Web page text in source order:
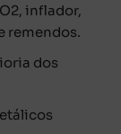
inflador,
remendos.
dos